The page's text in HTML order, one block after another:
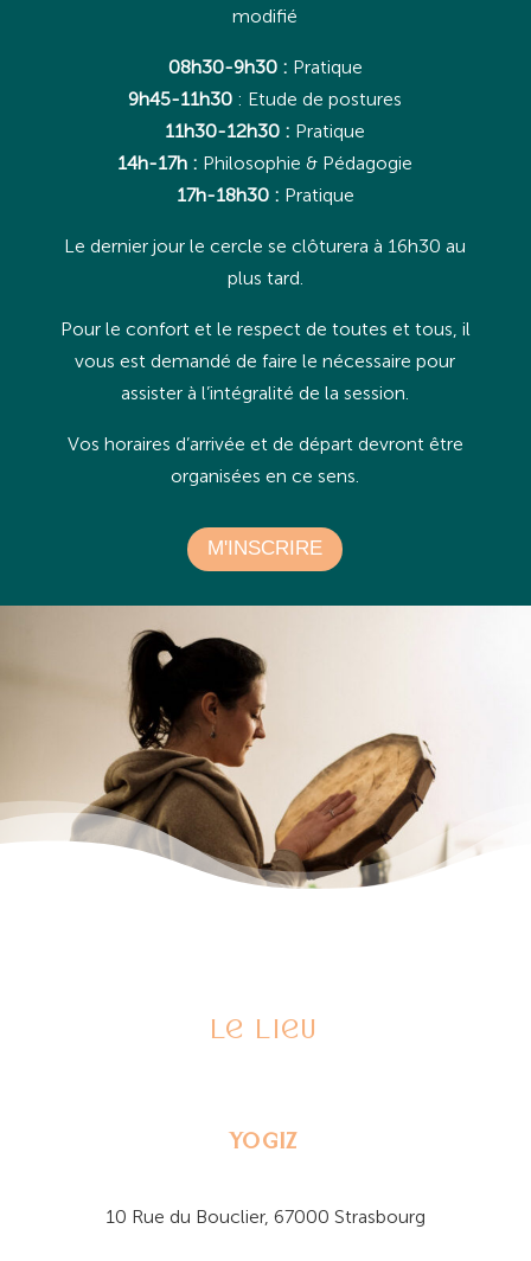
modifié
08h30-9h30 : Pratique
9h45-11h30 : Etude de postures
11h30-12h30 : Pratique
14h-17h : Philosophie & Pédagogie
17h-18h30 : Pratique
Le dernier jour le cercle se clôturera à 16h30 au
plus tard.
Pour le confort et le respect de toutes et tous, il
vous est demandé de faire le nécessaire pour
assister à l’intégralité de la session.
Vos horaires d’arrivée et de départ devront être
organisées en ce sens.
M'INSCRIRE
Le lieu
YOGIZ
10 Rue du Bouclier, 67000 Strasbourg